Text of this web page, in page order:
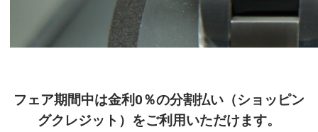
フェア期間中は金利0％の分割払い（ショッピン
グクレジット）をご利用いただけます。